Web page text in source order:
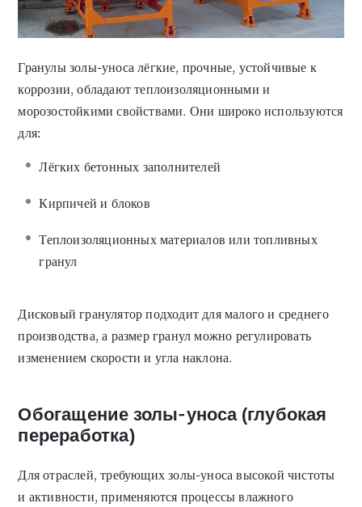
Гранулы золы-уноса лёгкие, прочные, устойчивые к
коррозии, обладают теплоизоляционными и
морозостойкими свойствами. Они широко используются
для:
Лёгких бетонных заполнителей
Кирпичей и блоков
Теплоизоляционных материалов или топливных
гранул
Дисковый гранулятор подходит для малого и среднего
производства, а размер гранул можно регулировать
изменением скорости и угла наклона.
Обогащение золы-уноса (глубокая
переработка)
Для отраслей, требующих золы-уноса высокой чистоты
и активности, применяются процессы влажного